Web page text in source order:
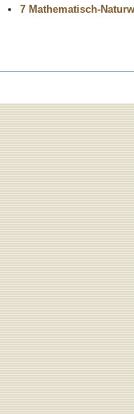
7 Mathematisch-